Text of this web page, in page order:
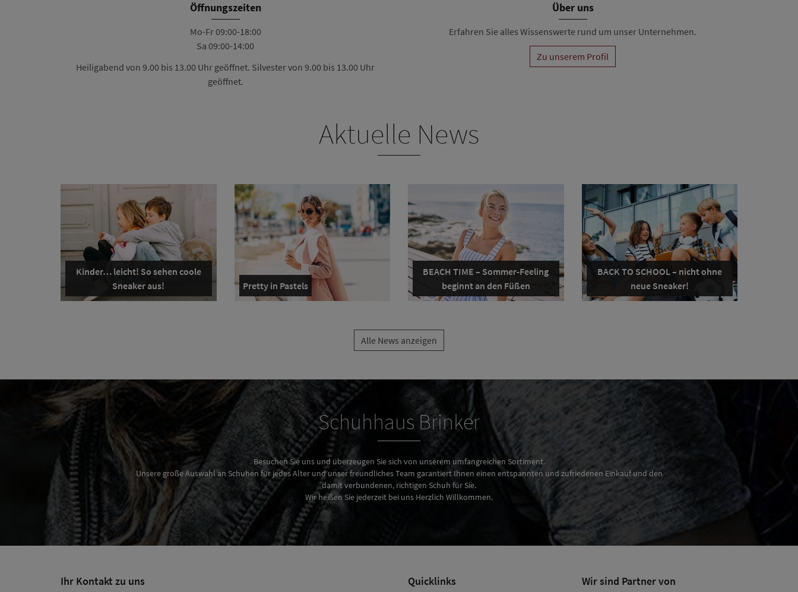
Öffnungszeiten
Mo-Fr 09:00-18:00
Sa 09:00-14:00
Heiligabend von 9.00 bis 13.00 Uhr geöffnet. Silvester von 9.00 bis 13.00 Uhr
geöffnet.
Über uns
Erfahren Sie alles Wissenswerte rund um unser Unternehmen.
Zu unserem Profil
Aktuelle News
Kinder… leicht! So sehen coole
Sneaker aus!
Pretty in Pastels
BEACH TIME – Sommer-Feeling
beginnt an den Füßen
BACK TO SCHOOL – nicht ohne
neue Sneaker!
Alle News anzeigen
Schuhhaus Brinker
Besuchen Sie uns und überzeugen Sie sich von unserem umfangreichen Sortiment.
Unsere große Auswahl an Schuhen für jedes Alter und unser freundliches Team garantiert Ihnen einen entspannten und zufriedenen Einkauf und den
damit verbundenen, richtigen Schuh für Sie.
Wir heißen Sie jederzeit bei uns Herzlich Willkommen.
Ihr Kontakt zu uns Quicklinks Wir sind Partner von